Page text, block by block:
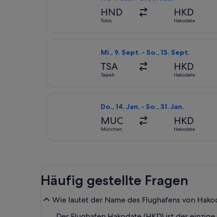
HND
Tokio
HKD
Hakodate
Mi., 9. Sept. - So., 13. Sept.
TSA
Taipeh
HKD
Hakodate
Do., 14. Jan. - So., 31. Jan.
MUC
München
HKD
Hakodate
Häufig gestellte Fragen
Wie lautet der Name des Flughafens von